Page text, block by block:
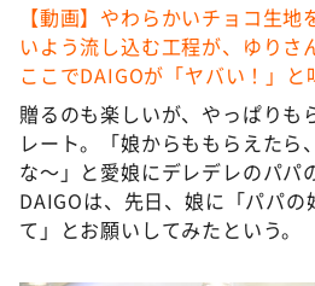
【動画】やわらかいチョコ生
いよう流し込む工程が、ゆりさ
ここでDAIGOが「ヤバい！」と
贈るのも楽しいが、やっぱりも
レート。「娘からももらえたら
な〜」と愛娘にデレデレのパパ
DAIGOは、先日、娘に「パパ
て」とお願いしてみたという。